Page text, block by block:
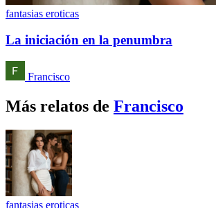
fantasias eroticas
La iniciación en la penumbra
Francisco
Más relatos de Francisco
fantasias eroticas